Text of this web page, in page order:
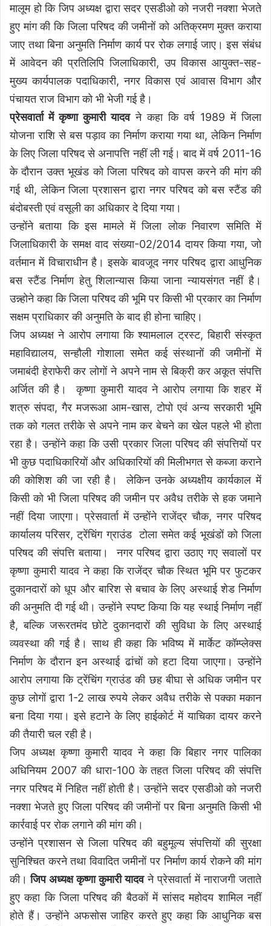
मालूम हो कि जिप अध्यक्ष द्वारा सदर एसडीओ को नजरी नक्शा भेजते
हुए मांग की कि जिला परिषद की जमीनों को अतिक्रमण मुक्त कराया
जाए तथा बिना अनुमति निर्माण कार्य पर रोक लगाई जाए। इस संबंध
में आवेदन की प्रतिलिपि जिलाधिकारी, उप विकास आयुक्त-सह-
मुख्य कार्यपालक पदाधिकारी, नगर विकास एवं आवास विभाग और
पंचायत राज विभाग को भी भेजी गई है।
प्रेसवार्ता में कृष्णा कुमारी यादवने कहा कि वर्ष 1989 में जिला
योजना राशि से बस पड़ाव का निर्माण कराया गया था, लेकिन निर्माण
के लिए जिला परिषद से अनापत्ति नहीं ली गई। बाद में वर्ष 2011-16
के दौरान उक्त भूखंड को जिला परिषद को वापस करने की मांग की
गई थी, लेकिन जिला प्रशासन द्वारा नगर परिषद को बस स्टैंड की
बंदोबस्ती एवं वसूली का अधिकार दे दिया गया।
उन्होंने बताया कि इस मामले में जिला लोक निवारण समिति में
जिलाधिकारी के समक्ष वाद संख्या-02/2014 दायर किया गया, जो
वर्तमान में विचाराधीन है। इसके बावजूद नगर परिषद द्वारा आधुनिक
बस स्टैंड निर्माण हेतु शिलान्यास किया जाना न्यायसंगत नहीं है।
उन्न्होने कहा कि जिला परिषद की भूमि पर किसी भी प्रकार का निर्माण
सक्षम प्राधिकार की अनुमति के बाद ही होना चाहिए।
जिप अध्यक्ष ने आरोप लगाया कि श्यामलाल ट्रस्ट, बिहारी संस्कृत
महाविद्यालय, सन्हौली गोशाला समेत कई संस्थानों की जमीनों में
जमाबंदी हेराफेरी कर लोगों ने अपने नाम से बिक्री कर अकूत संपत्ति
अर्जित की है। कृष्णा कुमारी यादव ने आरोप लगाया कि शहर में
शत्रु संपदा, गैर मजरूआ आम-खास, टोपो एवं अन्य सरकारी भूमि
तक को गलत तरीके से अपने नाम कर बेचने का खेल पहले भी होता
रहा है। उन्होंने कहा कि उसी प्रकार जिला परिषद की संपत्तियों पर
भी कुछ पदाधिकारियों और अधिकारियों की मिलीभगत से कब्जा कराने
की कोशिश की जा रही है। लेकिन उनके अध्यक्षीय कार्यकाल में
किसी को भी जिला परिषद की जमीन पर अवैध तरीके से हक जमाने
नहीं दिया जाएगा। प्रेसवार्ता में उन्होंने राजेंद्र चौक, नगर परिषद
कार्यालय परिसर, ट्रेंचिंग ग्राउंड टोला समेत कई भूखंडों को जिला
परिषद की संपत्ति बताया। नगर परिषद द्वारा उठाए गए सवालों पर
कृष्णा कुमारी यादव ने कहा कि राजेंद्र चौक स्थित भूमि पर फुटकर
दुकानदारों को धूप और बारिश से बचाव के लिए अस्थाई शेड निर्माण
की अनुमति दी गई थी। उन्होंने स्पष्ट किया कि यह स्थाई निर्माण नहीं
है, बल्कि जरूरतमंद छोटे दुकानदारों की सुविधा के लिए अस्थाई
व्यवस्था की गई है। साथ ही कहा कि भविष्य में मार्केट कॉम्प्लेक्स
निर्माण के दौरान इन अस्थाई ढांचों को हटा दिया जाएगा। उन्होंने
आरोप लगाया कि ट्रेंचिंग ग्राउंड की छह बीघा से अधिक जमीन पर
कुछ लोगों द्वारा 1-2 लाख रुपये लेकर अवैध तरीके से पक्का मकान
बना दिया गया। इसे हटाने के लिए हाईकोर्ट में याचिका दायर करने
की तैयारी चल रही है।
जिप अध्यक्ष कृष्णा कुमारी यादव ने कहा कि बिहार नगर पालिका
अधिनियम 2007 की धारा-100 के तहत जिला परिषद की संपत्ति
नगर परिषद में निहित नहीं होती है। उन्होंने सदर एसडीओ को नजरी
नक्शा भेजते हुए जिला परिषद की जमीनों पर बिना अनुमति किसी भी
कार्रवाई पर रोक लगाने की मांग की।
उन्होंने प्रशासन से जिला परिषद की बहुमूल्य संपत्तियों की सुरक्षा
सुनिश्चित करने तथा विवादित जमीनों पर निर्माण कार्य रोकने की मांग
की।जिप अध्यक्ष कृष्णा कुमारी यादवने प्रेसवार्ता में नाराजगी जताते
हुए कहा कि जिला परिषद की बैठकों में सांसद महोदय शामिल नहीं
होते हैं। उन्होंने अफसोस जाहिर करते हुए कहा कि आधुनिक बस